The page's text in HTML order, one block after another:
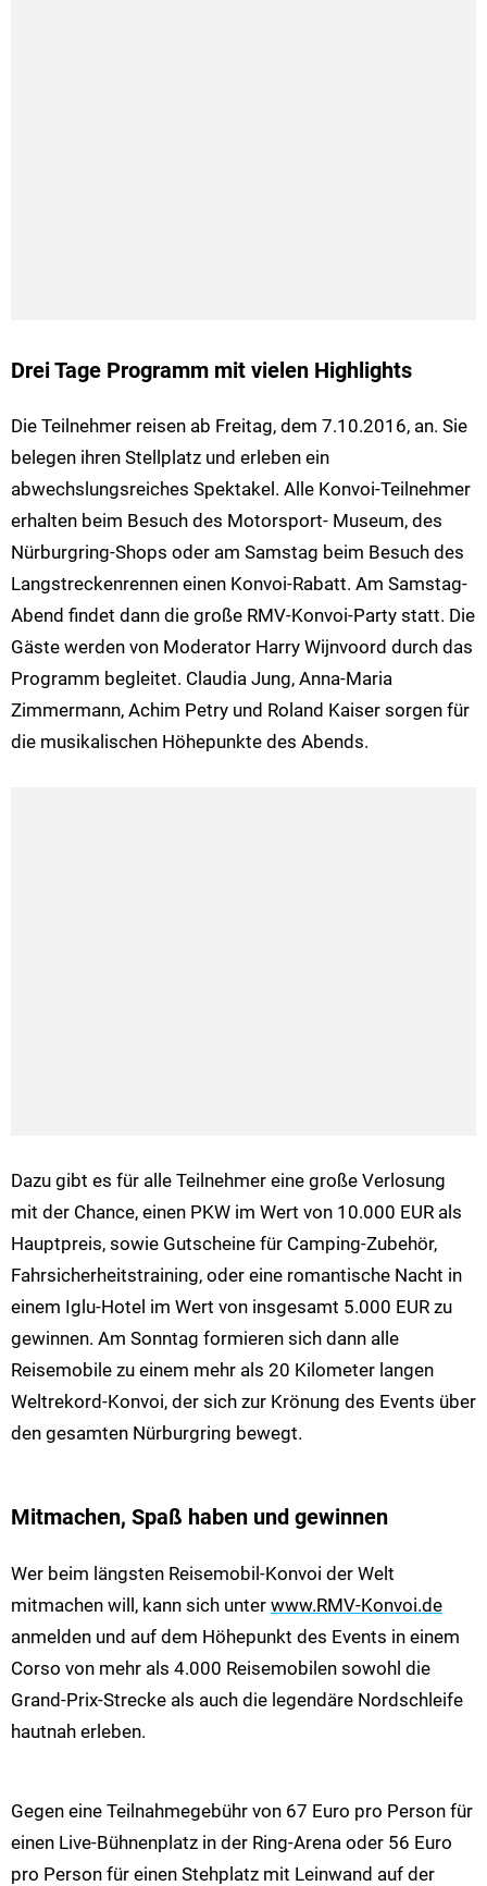
Drei Tage Programm mit vielen Highlights
Die Teilnehmer reisen ab Freitag, dem 7.10.2016, an. Sie
belegen ihren Stellplatz und erleben ein
abwechslungsreiches Spektakel. Alle Konvoi-Teilnehmer
erhalten beim Besuch des Motorsport- Museum, des
Nürburgring-Shops oder am Samstag beim Besuch des
Langstreckenrennen einen Konvoi-Rabatt. Am Samstag-
Abend findet dann die große RMV-Konvoi-Party statt. Die
Gäste werden von Moderator Harry Wijnvoord durch das
Programm begleitet. Claudia Jung, Anna-Maria
Zimmermann, Achim Petry und Roland Kaiser sorgen für
die musikalischen Höhepunkte des Abends.
Dazu gibt es für alle Teilnehmer eine große Verlosung
mit der Chance, einen PKW im Wert von 10.000 EUR als
Hauptpreis, sowie Gutscheine für Camping-Zubehör,
Fahrsicherheitstraining, oder eine romantische Nacht in
einem Iglu-Hotel im Wert von insgesamt 5.000 EUR zu
gewinnen. Am Sonntag formieren sich dann alle
Reisemobile zu einem mehr als 20 Kilometer langen
Weltrekord-Konvoi, der sich zur Krönung des Events über
den gesamten Nürburgring bewegt.
Mitmachen, Spaß haben und gewinnen
Wer beim längsten Reisemobil-Konvoi der Welt
mitmachen will, kann sich unter www.RMV-Konvoi.de
anmelden und auf dem Höhepunkt des Events in einem
Corso von mehr als 4.000 Reisemobilen sowohl die
Grand-Prix-Strecke als auch die legendäre Nordschleife
hautnah erleben.
Gegen eine Teilnahmegebühr von 67 Euro pro Person für
einen Live-Bühnenplatz in der Ring-Arena oder 56 Euro
pro Person für einen Stehplatz mit Leinwand auf der